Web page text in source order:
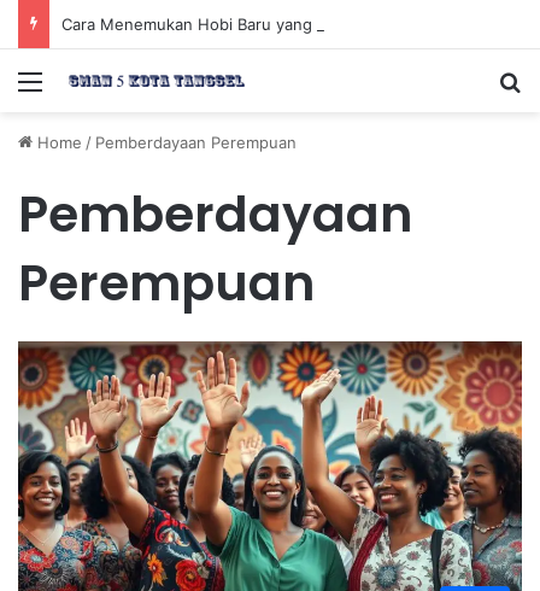
Menu
Home / Pemberdayaan Perempuan
Pemberdayaan
Perempuan